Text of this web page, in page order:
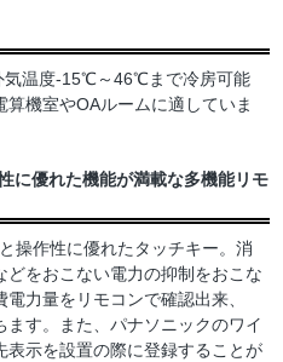
気温度-15℃～46℃まで冷房可能
機室やOAルームに適していま
に優れた機能が満載な多機能リモ
操作性に優れたタッチキー。消
どをおこない電力の抑制をおこな
力量をリモコンで確認出来、
ます。また、パナソニックのワイ
表示を設置の際に登録することが